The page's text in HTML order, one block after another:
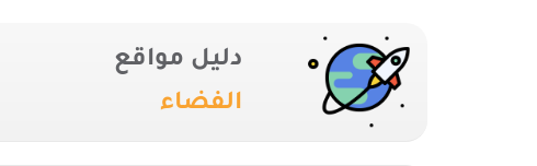
دليل مواقع
الفضاء